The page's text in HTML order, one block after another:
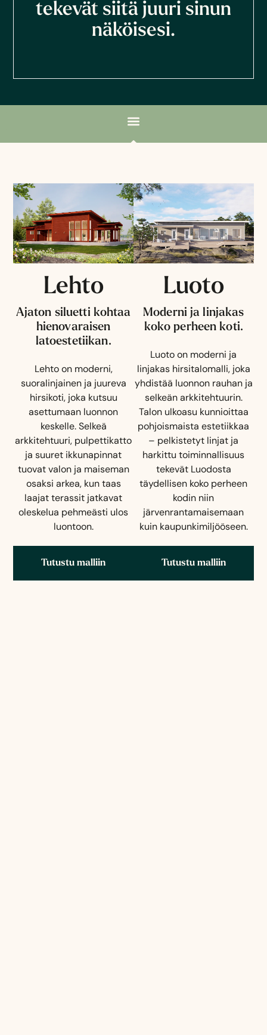
tekevät siitä juuri sinun
näköisesi.
Lehto
Ajaton siluetti kohtaa
hienovaraisen
latoestetiikan.
Lehto on moderni,
suoralinjainen ja juureva
hirsikoti, joka kutsuu
asettumaan luonnon
keskelle. Selkeä
arkkitehtuuri, pulpettikatto
ja suuret ikkunapinnat
tuovat valon ja maiseman
osaksi arkea, kun taas
laajat terassit jatkavat
oleskelua pehmeästi ulos
luontoon.
Tutustu malliin
Luoto
Moderni ja linjakas
koko perheen koti.
Luoto on moderni ja
linjakas hirsitalomalli, joka
yhdistää luonnon rauhan ja
selkeän arkkitehtuurin.
Talon ulkoasu kunnioittaa
pohjoismaista estetiikkaa
– pelkistetyt linjat ja
harkittu toiminnallisuus
tekevät Luodosta
täydellisen koko perheen
kodin niin
järvenrantamaisemaan
kuin kaupunkimiljööseen.
Tutustu malliin